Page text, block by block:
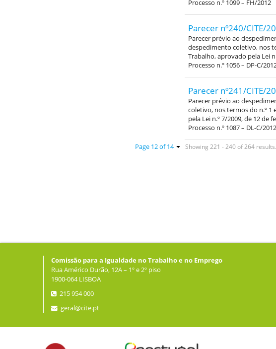
Processo n.º 1099 – FH/2012
Parecer nº240/CITE/
Parecer prévio ao
despedimento coletivo, nos
Trabalho, aprovado pela Lei
Processo n.º 1056 – DP-C/
Parecer nº241/CITE/
Parecer prévio ao
coletivo, nos termos do n.º 1
pela Lei n.º 7/2009, de 12 de
Processo n.º 1087 – DL-C/2012
Page 12 of 14 Showing 221 - 240 of 264 results.
Comissão para a Igualdade no Trabalho e no Emprego
Rua Américo Durão, 12A – 1º e 2º piso
1900-064 LISBOA
215 954 000
geral@cite.pt